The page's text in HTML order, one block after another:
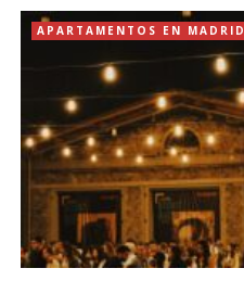
APARTAMENTOS EN MADRID